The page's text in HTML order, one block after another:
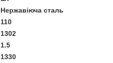
Нержавіюча сталь
110
1302
1.5
1330